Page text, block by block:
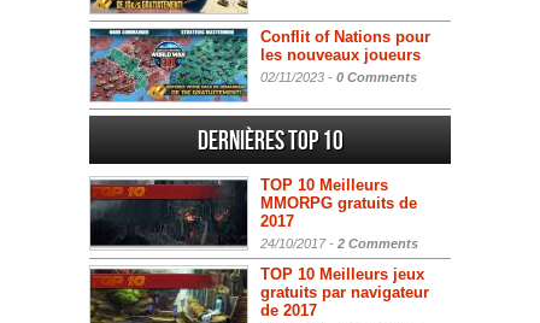
Conflit of Nations pour
les nouveaux joueurs
02/11/2023 - 0 Comments
Dernières Top 10
TOP 10 Meilleurs
MMORPG gratuits de
2017
24/10/2017 - 2 Comments
TOP 10 Meilleurs jeux
gratuits par navigateur
de 2017